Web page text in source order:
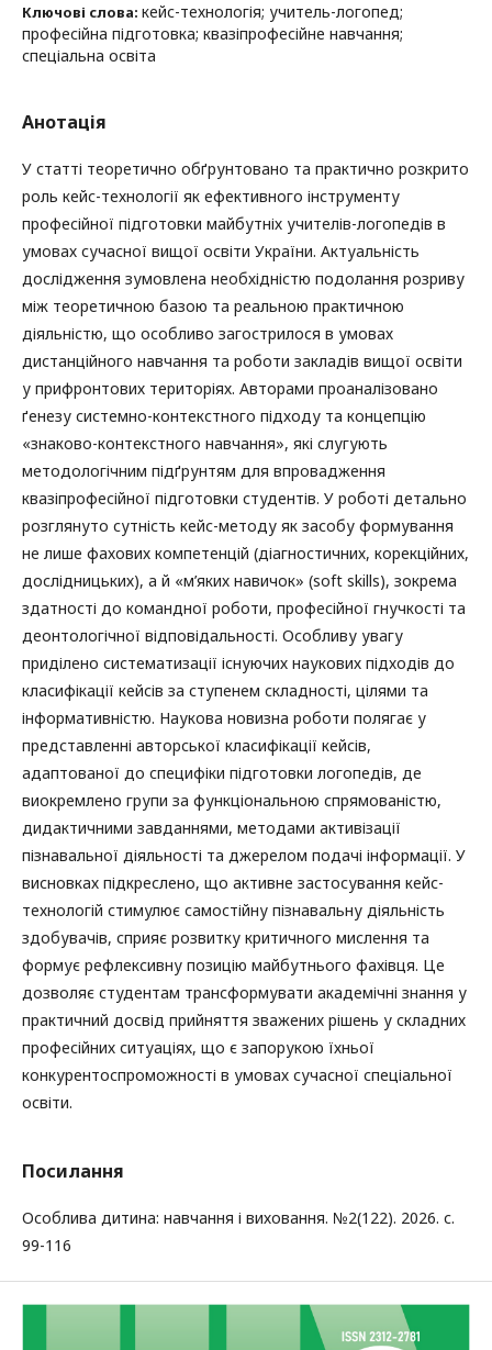
Ключові слова: кейс-технологія; учитель-логопед;
професійна підготовка; квазіпрофесійне навчання;
спеціальна освіта
Анотація
У статті теоретично обґрунтовано та практично розкрито
роль кейс-технології як ефективного інструменту
професійної підготовки майбутніх учителів-логопедів в
умовах сучасної вищої освіти України. Актуальність
дослідження зумовлена необхідністю подолання розриву
між теоретичною базою та реальною практичною
діяльністю, що особливо загострилося в умовах
дистанційного навчання та роботи закладів вищої освіти
у прифронтових територіях. Авторами проаналізовано
ґенезу системно-контекстного підходу та концепцію
«знаково-контекстного навчання», які слугують
методологічним підґрунтям для впровадження
квазіпрофесійної підготовки студентів. У роботі детально
розглянуто сутність кейс-методу як засобу формування
не лише фахових компетенцій (діагностичних, корекційних,
дослідницьких), а й «м’яких навичок» (soft skills), зокрема
здатності до командної роботи, професійної гнучкості та
деонтологічної відповідальності. Особливу увагу
приділено систематизації існуючих наукових підходів до
класифікації кейсів за ступенем складності, цілями та
інформативністю. Наукова новизна роботи полягає у
представленні авторської класифікації кейсів,
адаптованої до специфіки підготовки логопедів, де
виокремлено групи за функціональною спрямованістю,
дидактичними завданнями, методами активізації
пізнавальної діяльності та джерелом подачі інформації. У
висновках підкреслено, що активне застосування кейс-
технологій стимулює самостійну пізнавальну діяльність
здобувачів, сприяє розвитку критичного мислення та
формує рефлексивну позицію майбутнього фахівця. Це
дозволяє студентам трансформувати академічні знання у
практичний досвід прийняття зважених рішень у складних
професійних ситуаціях, що є запорукою їхньої
конкурентоспроможності в умовах сучасної спеціальної
освіти.
Посилання
Особлива дитина: навчання і виховання. №2(122). 2026. с.
99-116